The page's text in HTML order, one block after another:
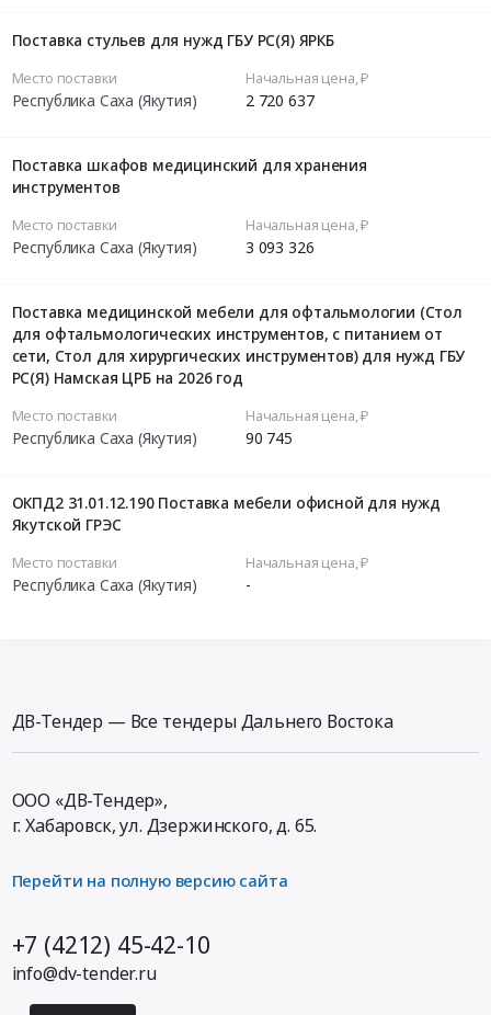
Поставка стульев для нужд ГБУ РС(Я) ЯРКБ
Место поставки
Республика Саха (Якутия)
Начальная цена, ₽
2 720 637
Поставка шкафов медицинский для хранения
инструментов
Место поставки
Республика Саха (Якутия)
Начальная цена, ₽
3 093 326
Поставка медицинской мебели для офтальмологии (Стол
для офтальмологических инструментов, с питанием от
сети, Стол для хирургических инструментов) для нужд ГБУ
РС(Я) Намская ЦРБ на 2026 год
Место поставки
Республика Саха (Якутия)
Начальная цена, ₽
90 745
ОКПД2 31.01.12.190 Поставка мебели офисной для нужд
Якутской ГРЭС
Место поставки
Республика Саха (Якутия)
Начальная цена, ₽
-
ДВ-Тендер — Все тендеры Дальнего Востока
ООО «ДВ-Тендер»,
г. Хабаровск,ул. Дзержинского, д. 65.
Перейти на полную версию сайта
+7 (4212) 45-42-10
info@dv-tender.ru